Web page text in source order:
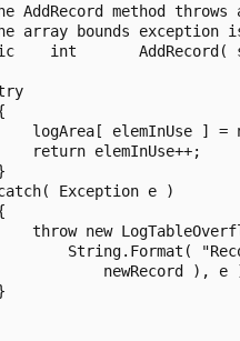
AddRecord method throws
array bounds exception
int       AddRecord(
logArea[ elemInUse ] =
return elemInUse++;
Exception e )
throw new
String.Format(
newRecord ), e